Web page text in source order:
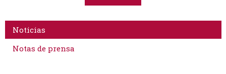
Noticias
Notas de prensa